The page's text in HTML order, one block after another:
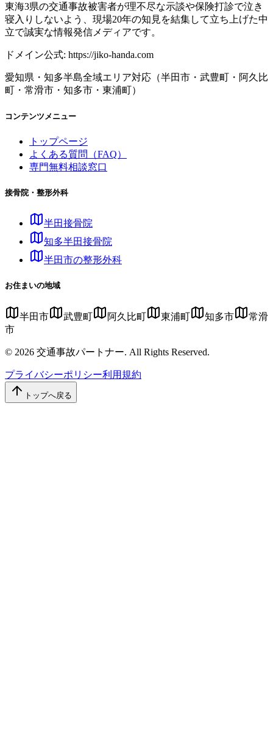
東海3県の交通事故被害者が理不尽な示談や保険打診で泣き
寝入りしないよう、現場20年の知見を結集して立ち上げた中
立で誠実な情報発信メディアです。
ドメイン公式: https://jiko-handa.com
愛知県・知多半島全域エリア対応（半田市・武豊町・阿久比
町・常滑市・知多市・東浦町）
コンテンツメニュー
トップページ
よくある質問（FAQ）
専門無料相談窓口
接骨院・整形外科
半田接骨院
知多半田接骨院
半田市の整形外科
お住まいの地域
半田市 武豊町 阿久比町 東浦町 知多市
常滑
市
© 2026 交通事故パートナー. All Rights Reserved.
プライバシーポリシー利用規約
トップへ戻る